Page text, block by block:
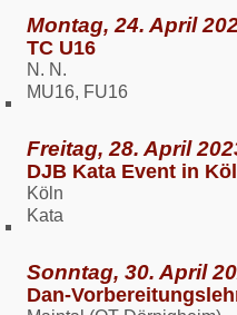
Montag, 24. April
TC U16
N. N.
MU16, FU16
Freitag, 28. April
DJB Kata Event in
Köln
Kata
Sonntag, 30. April
Dan-